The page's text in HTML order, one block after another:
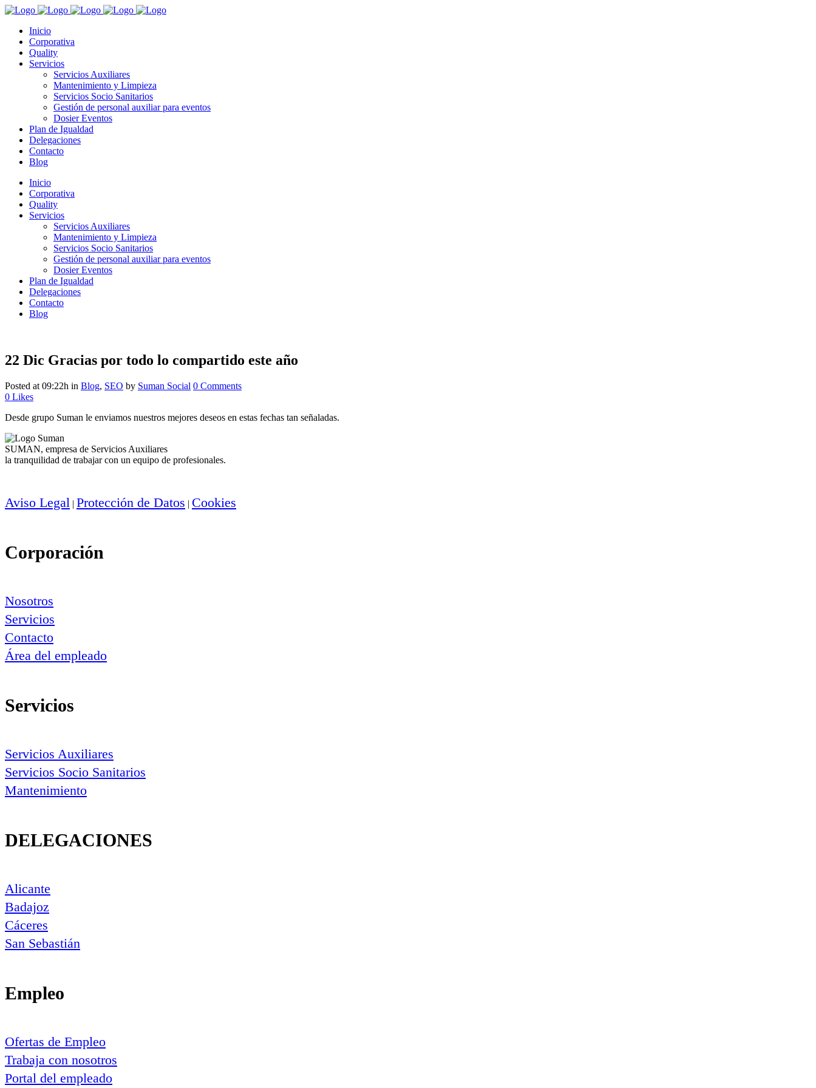
Inicio
Corporativa
Quality
Servicios
Servicios Auxiliares
Mantenimiento y Limpieza
Servicios Socio Sanitarios
Gestión de personal auxiliar para eventos
Dosier Eventos
Plan de Igualdad
Delegaciones
Contacto
Blog
Inicio
Corporativa
Quality
Servicios
Servicios Auxiliares
Mantenimiento y Limpieza
Servicios Socio Sanitarios
Gestión de personal auxiliar para eventos
Dosier Eventos
Plan de Igualdad
Delegaciones
Contacto
Blog
22 Dic Gracias por todo lo compartido este año
Posted at 09:22h in Blog, SEO by Suman Social 0 Comments
0 Likes
Desde grupo Suman le enviamos nuestros mejores deseos en estas fechas tan señaladas.
SUMAN, empresa de Servicios Auxiliares
la tranquilidad de trabajar con un equipo de profesionales.
Aviso Legal | Protección de Datos | Cookies
Corporación
Nosotros
Servicios
Contacto
Área del empleado
Servicios
Servicios Auxiliares
Servicios Socio Sanitarios
Mantenimiento
DELEGACIONES
Alicante
Badajoz
Cáceres
San Sebastián
Empleo
Ofertas de Empleo
Trabaja con nosotros
Portal del empleado